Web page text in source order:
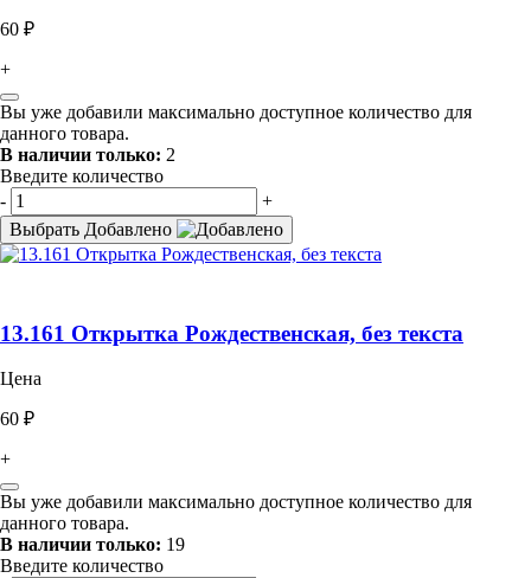
60 ₽
+
Вы уже добавили максимально доступное количество для
данного товара.
В наличии только: 2
Введите количество
-
+
Выбрать Добавлено
13.161 Открытка Рождественская, без текста
Цена
60 ₽
+
Вы уже добавили максимально доступное количество для
данного товара.
В наличии только: 19
Введите количество